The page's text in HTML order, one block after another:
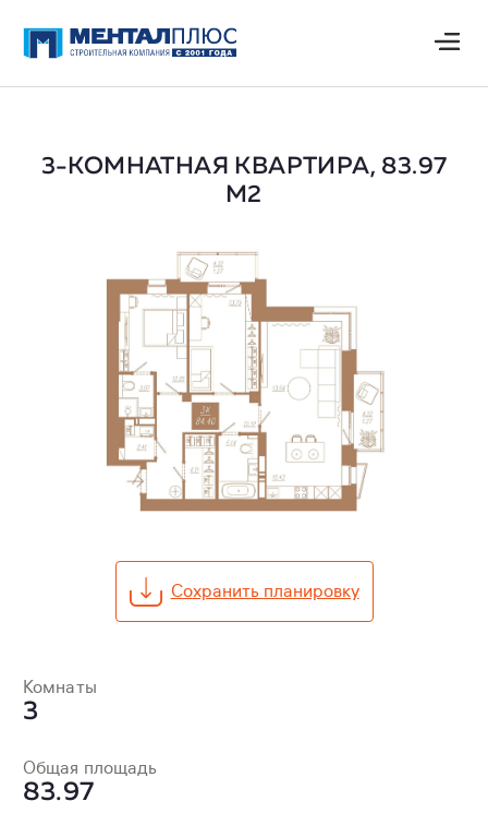
3-КОМНАТНАЯ КВАРТИРА, 83.97
М2
Комнаты
3
Общая площадь
83.97
Сохранить планировку